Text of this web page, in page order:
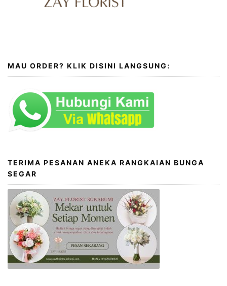
MAU ORDER? KLIK DISINI LANGSUNG:
TERIMA PESANAN ANEKA RANGKAIAN BUNGA
SEGAR